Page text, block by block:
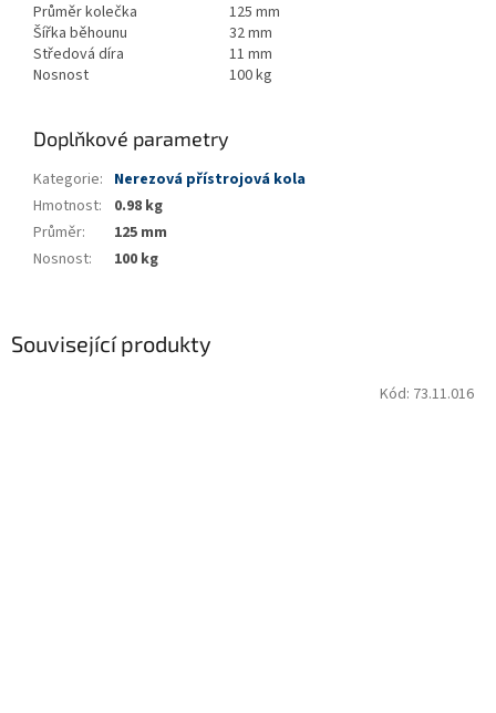
Související produkty
Kód: 73.11.016
Průměr kolečka
125 mm
Šířka běhounu
32 mm
Středová díra
11 mm
Nosnost
100 kg
Doplňkové parametry
Kategorie: Nerezová přístrojová kola
Hmotnost:
0.98 kg
Průměr:
125 mm
Nosnost: 100 kg